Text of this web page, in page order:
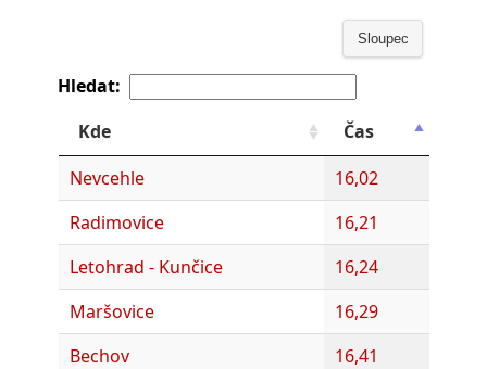
Sloupec
Hledat:
Kde
Čas
Nevcehle
16,02
Radimovice
16,21
Letohrad - Kunčice
16,24
Maršovice
16,29
Bechov
16,41